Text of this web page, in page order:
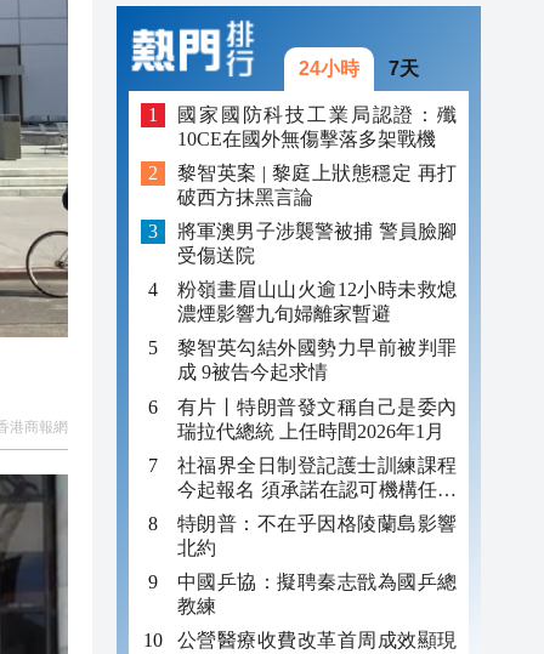
20:40
20:39
20:34
港商報網
24小時 7天
國家國防科技工業局認證：殲
10CE在國外無傷擊落多架戰機
黎智英案 | 黎庭上狀態穩定 再打
破西方抹黑言論
將軍澳男子涉襲警被捕 警員臉腳
受傷送院
粉嶺畫眉山山火逾12小時未救熄
濃煙影響九旬婦離家暫避
黎智英勾結外國勢力早前被判罪
成 9被告今起求情
有片丨特朗普發文稱自己是委內
瑞拉代總統 上任時間2026年1月
社福界全日制登記護士訓練課程
今起報名 須承諾在認可機構任職
至少三年
特朗普：不在乎因格陵蘭島影響
北約
中國乒協：擬聘秦志戩為國乒總
教練
公營醫療收費改革首周成效顯現